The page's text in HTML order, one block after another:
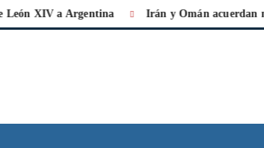
a Argentina Irán y Omán acuerdan nueva